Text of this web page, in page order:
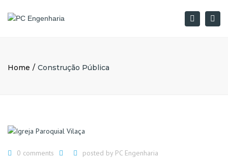
Pesquisar
Home Construção Pública
0 comments posted by PC Engenharia